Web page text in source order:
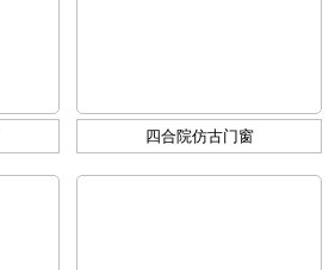
四合院仿古门窗